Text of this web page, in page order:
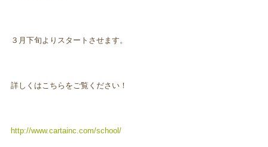
３月下旬よりスタートさせます。
詳しくはこちらをご覧ください！
http://www.cartainc.com/school/